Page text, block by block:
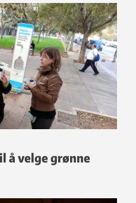
å velge grønne